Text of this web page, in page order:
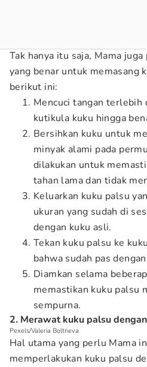
Tak hanya itu saja, Mama
yang benar untuk memasang
berikut ini:
Mencuci tangan terlebih
kutikula kuku hingga
Bersihkan kuku untuk
minyak alami pada
dilakukan untuk
tahan lama dan tidak
Keluarkan kuku palsu
ukuran yang sudah di
dengan kuku asli.
Tekan kuku palsu ke
bahwa sudah pas
Diamkan selama
memastikan kuku palsu
sempurna.
2. Merawat kuku palsu
Pexels/Valeria Boltneva
Hal utama yang perlu Mama
memperlakukan kuku palsu